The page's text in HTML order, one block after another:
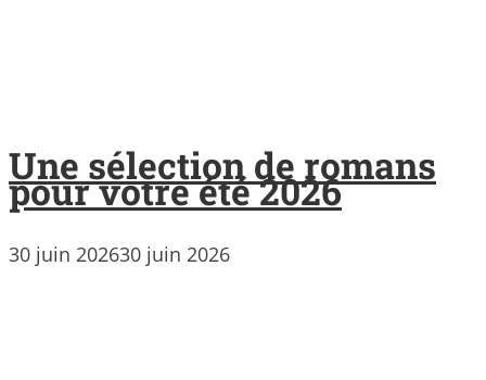
Une sélection de romans
pour votre été 2026
30 juin 202630 juin 2026